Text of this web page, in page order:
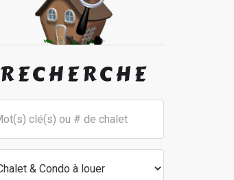
RECHERCHE